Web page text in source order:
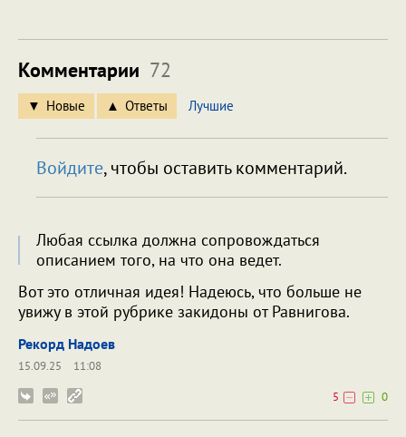
Комментарии 72
Новые Ответы Лучшие
Войдите, чтобы оставить комментарий.
Любая ссылка должна сопровождаться
описанием того, на что она ведет.
Вот это отличная идея! Надеюсь, что больше не
увижу в этой рубрике закидоны от Равнигова.
Рекорд Надоев
15.09.25
11:08
5
0